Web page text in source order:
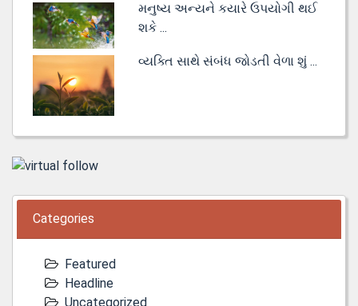
મનુષ્ય અન્યને કયારે ઉપયોગી થઈ
શકે ...
વ્યક્તિ સાથે સંબંધ જોડતી વેળા શું ...
Categories
Featured
Headline
Uncategorized